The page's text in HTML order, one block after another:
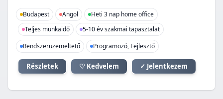
Budapest Angol
Heti 3 nap home office
Teljes munkaidő
5-10 év szakmai tapasztalat
Rendszerüzemeltető
Programozó, Fejlesztő
Részletek ♡ Kedvelem ✓ Jelentkezem